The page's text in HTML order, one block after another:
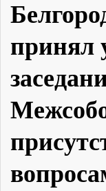
принял